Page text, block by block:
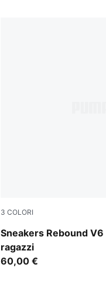
3 COLORI
Sneakers Rebound V6
ragazzi
PUMA White-PUMA
60,00 €